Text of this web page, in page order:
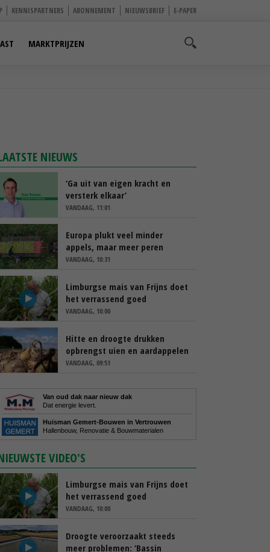
KENNISPARTNERS ABONNEMENT NIEUWSBRIEF E-PAPER
MARKTPRIJZEN
NIEUWS
‘Ga uit van eigen kracht en
versterk elkaar’
VANDAAG, 11:01
Europa plukt veel minder
appels, maar meer peren
VANDAAG, 10:31
Limburgse mais van Frijns doet
het verrassend goed
VANDAAG, 10:00
Hitte en droogte drukken
opbrengst uien en aardappelen
VANDAAG, 09:51
Van oud dak naar nieuw dak
Dat energie levert.
Huisman Gemert-Bouwen in Vertrouwen
Hallenbouw, Renovatie & Bouwmaterialen
VIDEO'S
Limburgse mais van Frijns doet
het verrassend goed
VANDAAG, 10:00
Droogte veroorzaakt steeds
meer problemen: ‘Bassin